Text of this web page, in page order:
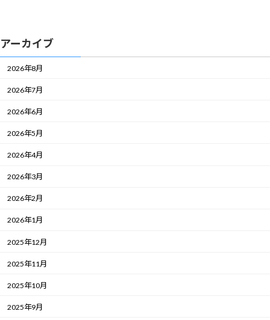
アーカイブ
2026年8月
2026年7月
2026年6月
2026年5月
2026年4月
2026年3月
2026年2月
2026年1月
2025年12月
2025年11月
2025年10月
2025年9月